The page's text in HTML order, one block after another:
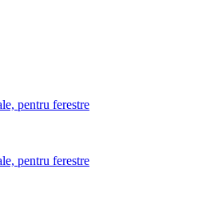
pentru ferestre
pentru ferestre